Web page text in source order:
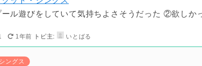
ル遊びをしていて気持ちよさそうだった ②欲しか
1年前 トピ主: いとばる
ングス